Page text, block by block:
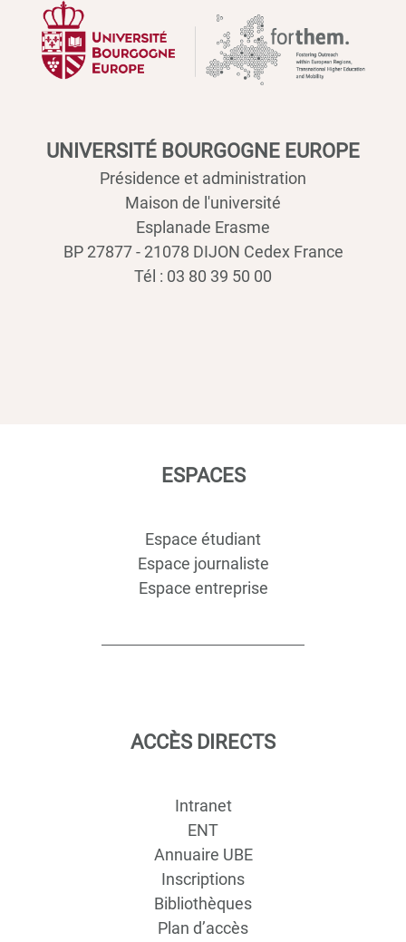
UNIVERSITÉ BOURGOGNE EUROPE
Présidence et administration
Maison de l'université
Esplanade Erasme
BP 27877 - 21078 DIJON Cedex France
Tél : 03 80 39 50 00
ESPACES
Espace étudiant
Espace journaliste
Espace entreprise
ACCÈS DIRECTS
Intranet
ENT
Annuaire UBE
Inscriptions
Bibliothèques
Plan d’accès